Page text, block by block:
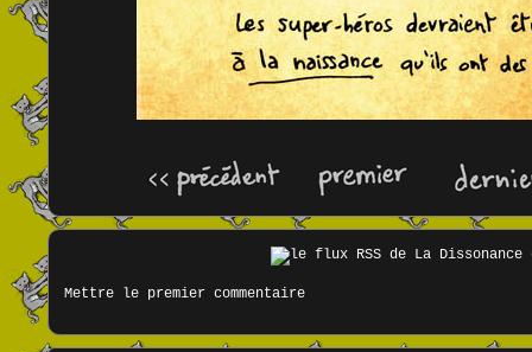
Mettre le premier commentaire